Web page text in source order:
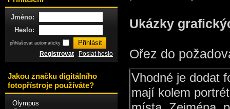
Ukázky
Ořez do
Vhodné je dodat
mají kolem
Jméno:
Heslo:
přihlašovat automaticky
Registrovat Poslat heslo
Jakou značku digitálního
fotopřístroje používáte?
Olympus